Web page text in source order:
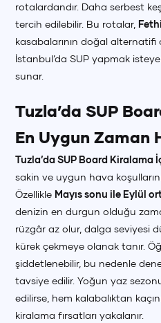
rotalardandır. Daha serbest
tercih edilebilir. Bu rotalar,
kasabalarının doğal alternatifi
İstanbul’da SUP yapmak
sunar.
Tuzla’da SUP
En Uygun Zaman
Tuzla’da SUP Board Kiralama
sakin ve uygun hava
Özellikle Mayıs sonu ile Eylül
denizin en durgun olduğu
rüzgâr az olur, dalga seviyesi
kürek çekmeye olanak tanır.
şiddetlenebilir, bu nedenle
tavsiye edilir. Yoğun yaz
edilirse, hem kalabalıktan
kiralama fırsatları yakalanır.